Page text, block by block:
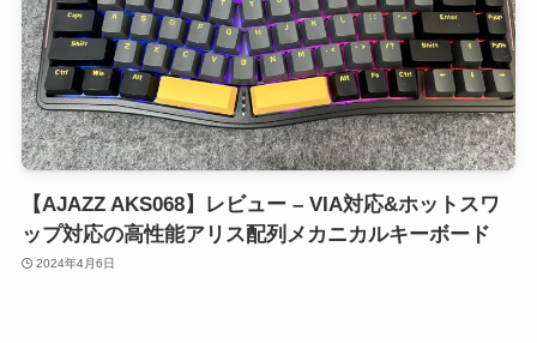
【AJAZZ AKS068】レビュー – VIA対応&ホットスワ
ップ対応の高性能アリス配列メカニカルキーボード
2024年4月6日